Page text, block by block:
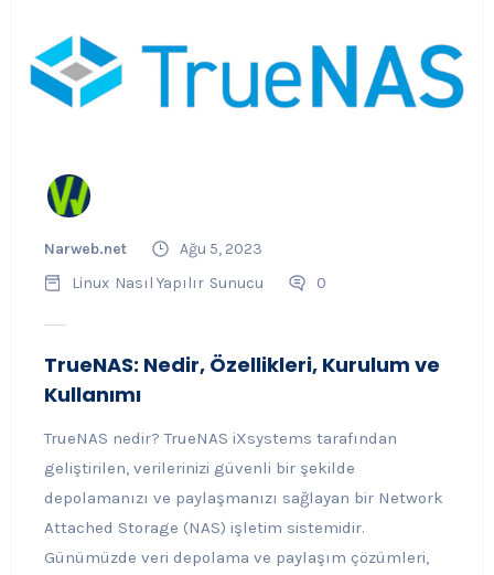
Narweb.net
Ağu 5, 2023
Linux Nasıl Yapılır Sunucu 0
TrueNAS: Nedir, Özellikleri, Kurulum ve
Kullanımı
TrueNAS nedir? TrueNAS iXsystems tarafından
geliştirilen, verilerinizi güvenli bir şekilde
depolamanızı ve paylaşmanızı sağlayan bir Network
Attached Storage (NAS) işletim sistemidir.
Günümüzde veri depolama ve paylaşım çözümleri,